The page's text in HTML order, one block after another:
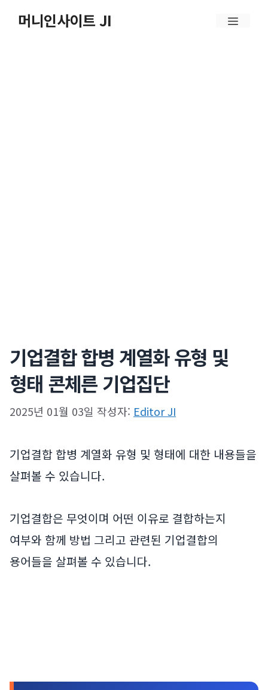
머니인사이트 JI
메
기업결합 합병 계열화 유형 및
형태 콘체른 기업집단
2025년 01월 03일 작성자: Editor JI
기업결합 합병 계열화 유형 및 형태에 대한 내용들을
살펴볼 수 있습니다.
기업결합은 무엇이며 어떤 이유로 결합하는지
여부와 함께 방법 그리고 관련된 기업결합의
용어들을 살펴볼 수 있습니다.